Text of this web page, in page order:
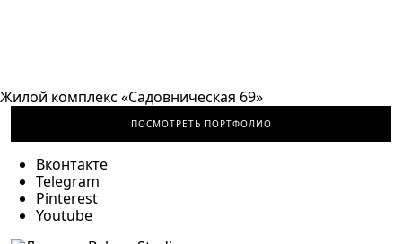
Жилой комплекс «Садовническая 69»
ПОСМОТРЕТЬ ПОРТФОЛИО
Вконтакте
Telegram
Pinterest
Youtube